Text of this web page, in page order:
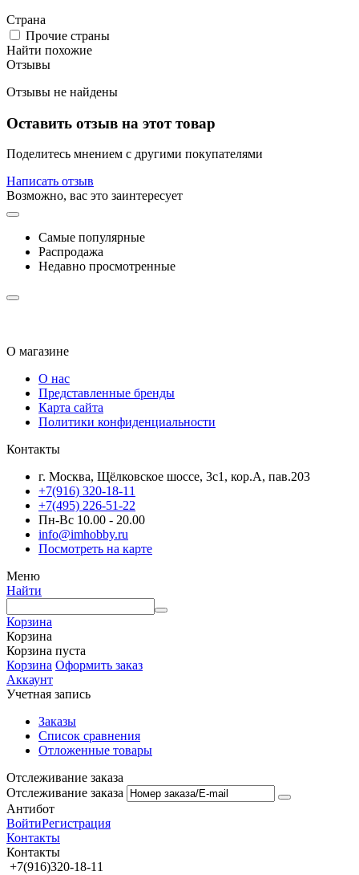
Страна
Прочие страны
Найти похожие
Отзывы
Отзывы не найдены
Оставить отзыв на этот товар
Поделитесь мнением с другими покупателями
Написать отзыв
Возможно, вас это заинтересует
Самые популярные
Распродажа
Недавно просмотренные
О магазине
О нас
Представленные бренды
Карта сайта
Политики конфиденциальности
Контакты
г. Москва, Щёлковское шоссе, 3с1, кор.А, пав.203
+7(916) 320-18-11
+7(495) 226-51-22
Пн-Вс 10.00 - 20.00
info@imhobby.ru
Посмотреть на карте
Меню
Найти
Корзина
Корзина
Корзина пуста
Корзина Оформить заказ
Аккаунт
Учетная запись
Заказы
Список сравнения
Отложенные товары
Отслеживание заказа
Отслеживание заказа
Антибот
ВойтиРегистрация
Контакты
Контакты
+7(916)320-18-11